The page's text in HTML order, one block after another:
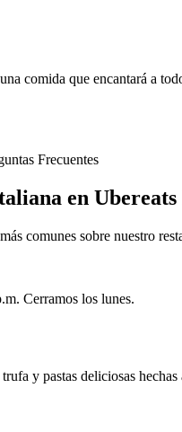
comida que encantará a
Frecuentes
en
comunes sobre nuestro
Cerramos los lunes.
y pastas deliciosas hechas